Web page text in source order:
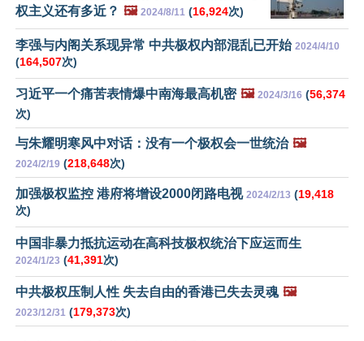
权主义还有多近？ 🖼️ 2024/8/11 (16,924次)
李强与内阁关系现异常 中共极权内部混乱已开始 2024/4/10
(164,507次)
习近平一个痛苦表情爆中南海最高机密 🖼️ 2024/3/16 (56,374
次)
与朱耀明寒风中对话：没有一个极权会一世统治 🖼️
2024/2/19 (218,648次)
加强极权监控 港府将增设2000闭路电视 2024/2/13 (19,418
次)
中国非暴力抵抗运动在高科技极权统治下应运而生
2024/1/23 (41,391次)
中共极权压制人性 失去自由的香港已失去灵魂 🖼️
2023/12/31 (179,373次)